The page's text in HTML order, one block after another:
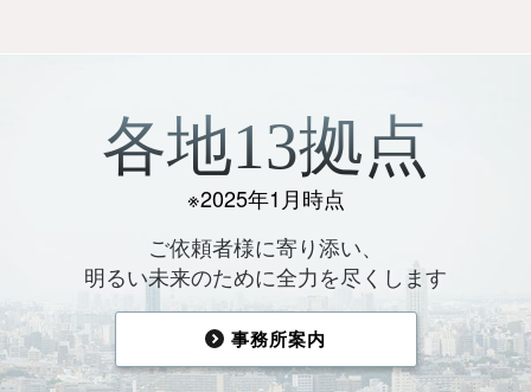
各地13拠点
※2025年1月時点
ご依頼者様に寄り添い、
明るい未来のために全力を尽くします
事務所案内